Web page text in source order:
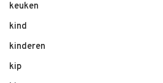
keuken
kind
kinderen
kip